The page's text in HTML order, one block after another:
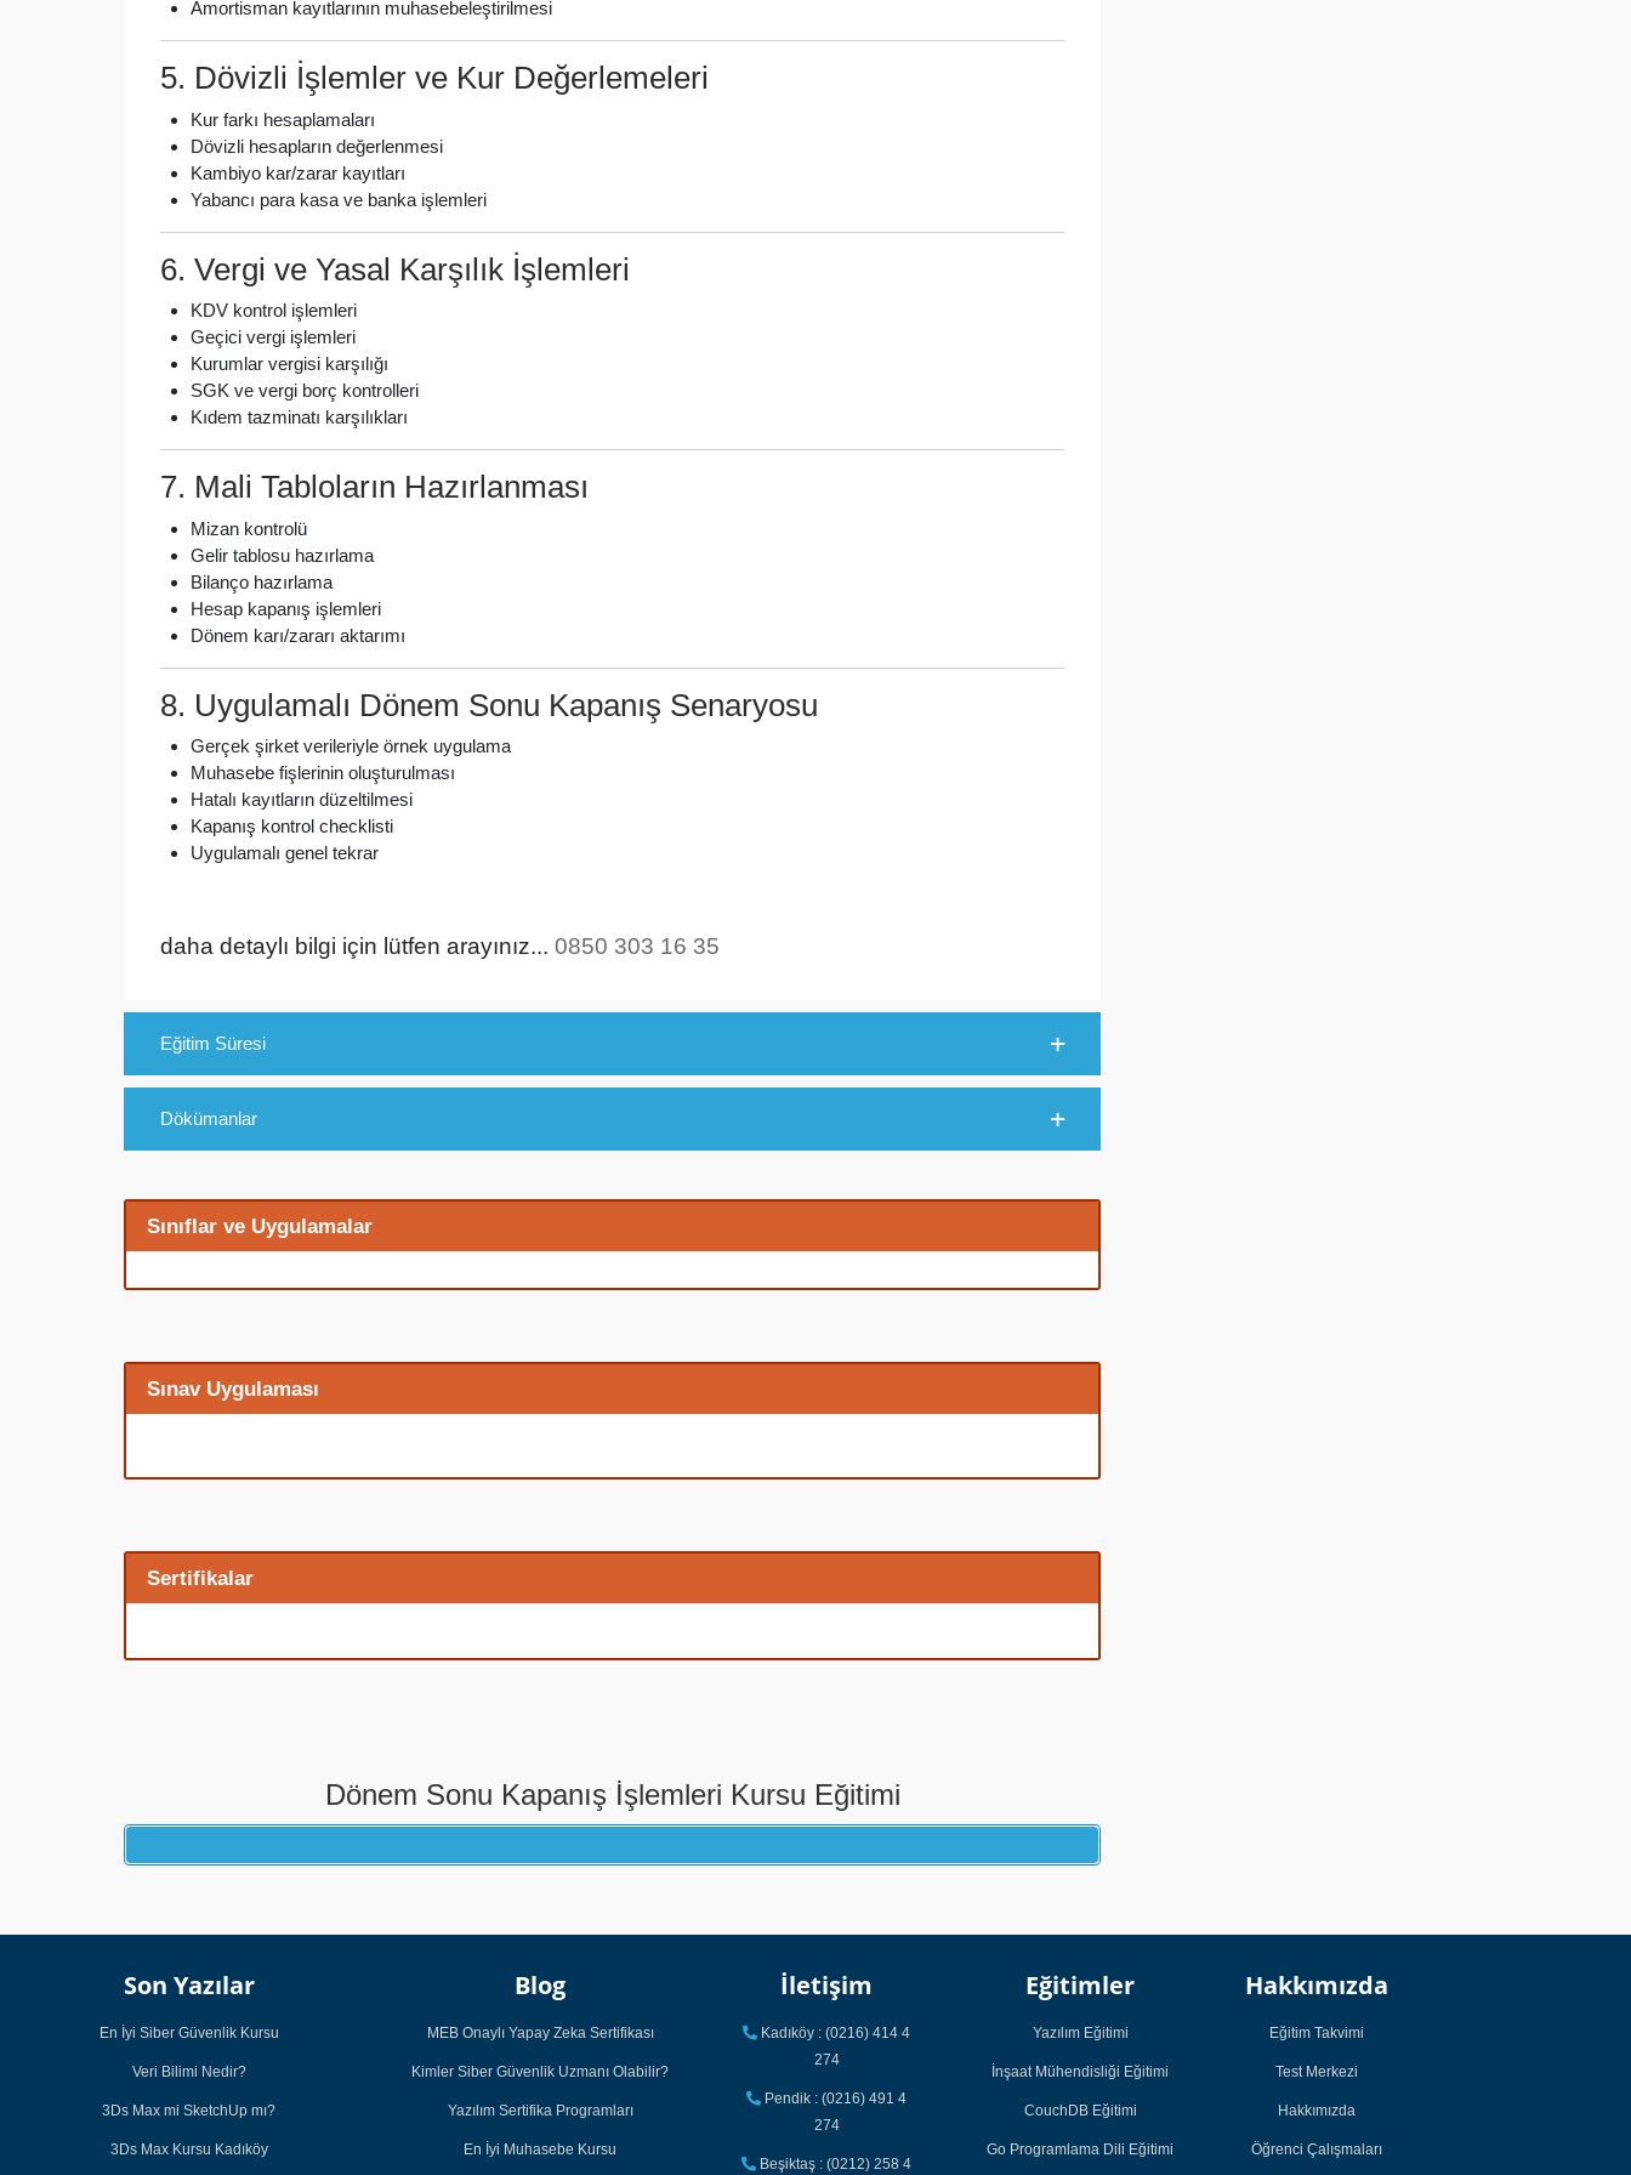
Amortisman kayıtlarının muhasebeleştirilmesi
5. Dövizli İşlemler ve Kur Değerlemeleri
Kur farkı hesaplamaları
Dövizli hesapların değerlenmesi
Kambiyo kar/zarar kayıtları
Yabancı para kasa ve banka işlemleri
6. Vergi ve Yasal Karşılık İşlemleri
KDV kontrol işlemleri
Geçici vergi işlemleri
Kurumlar vergisi karşılığı
SGK ve vergi borç kontrolleri
Kıdem tazminatı karşılıkları
7. Mali Tabloların Hazırlanması
Mizan kontrolü
Gelir tablosu hazırlama
Bilanço hazırlama
Hesap kapanış işlemleri
Dönem karı/zararı aktarımı
8. Uygulamalı Dönem Sonu Kapanış Senaryosu
Gerçek şirket verileriyle örnek uygulama
Muhasebe fişlerinin oluşturulması
Hatalı kayıtların düzeltilmesi
Kapanış kontrol checklisti
Uygulamalı genel tekrar
daha detaylı bilgi için lütfen arayınız... 0850 303 16 35
Eğitim Süresi
Dökümanlar
Sınıflar ve Uygulamalar
Sınav Uygulaması
Sertifikalar
Dönem Sonu Kapanış İşlemleri Kursu Eğitimi
Son Yazılar
En İyi Siber Güvenlik Kursu
Veri Bilimi Nedir?
3Ds Max mi SketchUp mı?
3Ds Max Kursu Kadıköy
Blog
MEB Onaylı Yapay Zeka Sertifikası
Kimler Siber Güvenlik Uzmanı Olabilir?
Yazılım Sertifika Programları
En İyi Muhasebe Kursu
İletişim
Kadıköy : (0216) 414 4
274
Pendik : (0216) 491 4
274
Beşiktaş : (0212) 258 4
Eğitimler
Yazılım Eğitimi
İnşaat Mühendisliği Eğitimi
CouchDB Eğitimi
Go Programlama Dili Eğitimi
Hakkımızda
Eğitim Takvimi
Test Merkezi
Hakkımızda
Öğrenci Çalışmaları